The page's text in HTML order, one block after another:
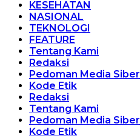
KESEHATAN
NASIONAL
TEKNOLOGI
FEATURE
Tentang Kami
Redaksi
Pedoman Media Siber
Kode Etik
Redaksi
Tentang Kami
Pedoman Media Siber
Kode Etik